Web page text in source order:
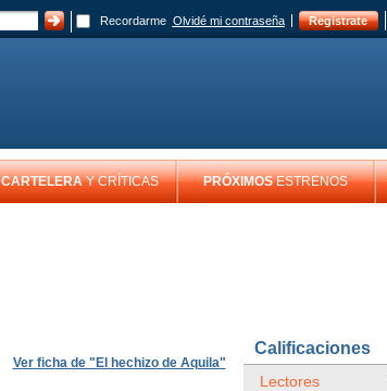
Recordarme Olvidé mi contraseña Registrate
CARTELERAY CRÍTICAS PRÓXIMOSESTRENOS
Ver ficha de "El hechizo de Aquila"
Calificaciones
Lectores